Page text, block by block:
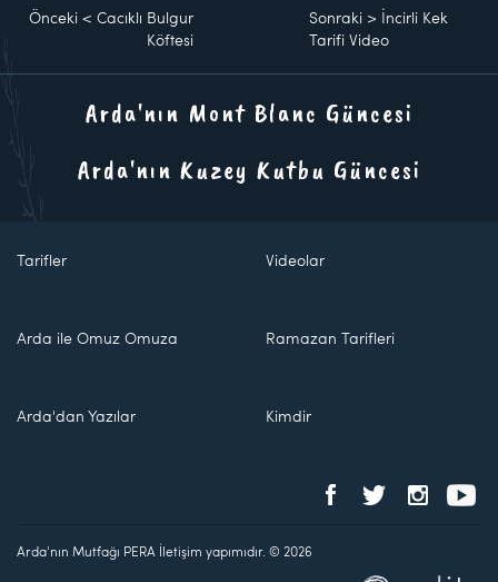
Önceki < Cacıklı Bulgur
Köftesi
Sonraki > İncirli Kek
Tarifi Video
Arda'nın Mont Blanc Güncesi
Arda'nın Kuzey Kutbu Güncesi
Tarifler Videolar
Arda ile Omuz Omuza Ramazan Tarifleri
Arda'dan Yazılar Kimdir
Arda'nın Mutfağı PERA İletişim yapımıdır. © 2026